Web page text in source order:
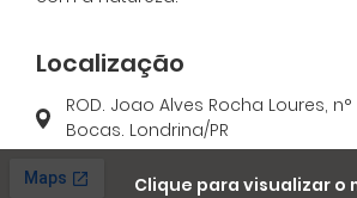
Localização
ROD. Joao Alves Rocha Loures,
Bocas. Londrina/PR
Clique para visualizar o